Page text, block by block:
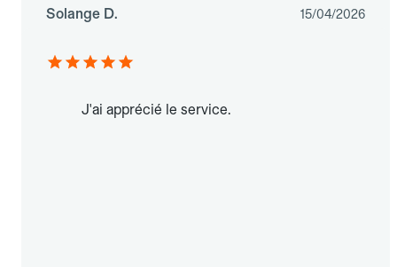
Solange D. 15/04/2026
J'ai apprécié le service.